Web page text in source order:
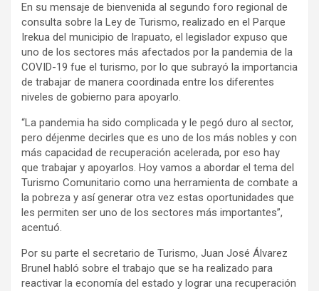
En su mensaje de bienvenida al segundo foro regional de
consulta sobre la Ley de Turismo, realizado en el Parque
Irekua del municipio de Irapuato, el legislador expuso que
uno de los sectores más afectados por la pandemia de la
COVID-19 fue el turismo, por lo que subrayó la importancia
de trabajar de manera coordinada entre los diferentes
niveles de gobierno para apoyarlo.
“La pandemia ha sido complicada y le pegó duro al sector,
pero déjenme decirles que es uno de los más nobles y con
más capacidad de recuperación acelerada, por eso hay
que trabajar y apoyarlos. Hoy vamos a abordar el tema del
Turismo Comunitario como una herramienta de combate a
la pobreza y así generar otra vez estas oportunidades que
les permiten ser uno de los sectores más importantes”,
acentuó.
Por su parte el secretario de Turismo, Juan José Álvarez
Brunel habló sobre el trabajo que se ha realizado para
reactivar la economía del estado y lograr una recuperación